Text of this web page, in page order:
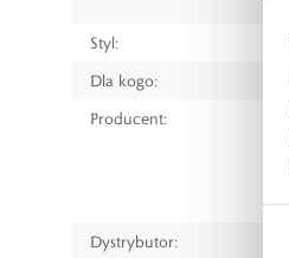
Styl:
Dla kogo:
Producent:
Dystrybutor: